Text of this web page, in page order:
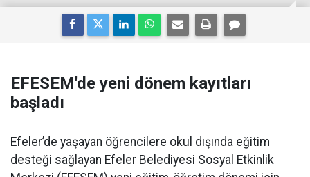
EFESEM'de yeni dönem kayıtları
başladı
Efeler’de yaşayan öğrencilere okul dışında eğitim
desteği sağlayan Efeler Belediyesi Sosyal Etkinlik